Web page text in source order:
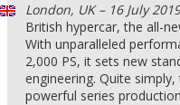
London, UK – 16 July 2019
British hypercar, the all-
With unparalleled
2,000 PS, it sets new
engineering. Quite
powerful series